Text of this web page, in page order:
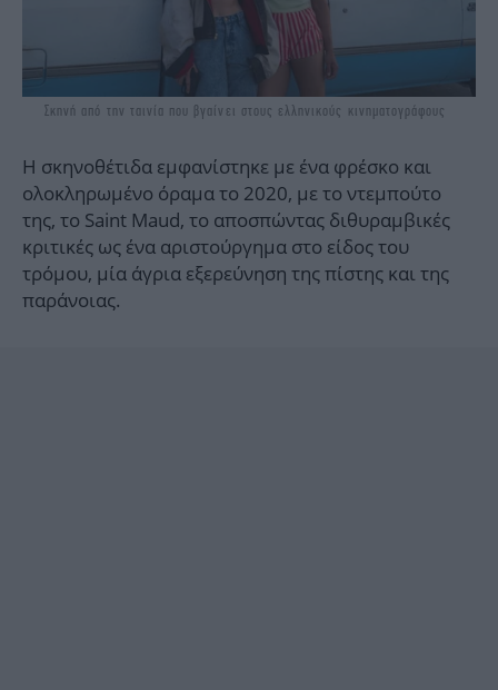
Σκηνή από την ταινία που βγαίνει στους ελληνικούς κινηματογράφους
Η σκηνοθέτιδα εμφανίστηκε με ένα φρέσκο και
ολοκληρωμένο όραμα το 2020, με το ντεμπούτο
της, το Saint Maud, το αποσπώντας διθυραμβικές
κριτικές ως ένα αριστούργημα στο είδος του
τρόμου, μία άγρια εξερεύνηση της πίστης και της
παράνοιας.